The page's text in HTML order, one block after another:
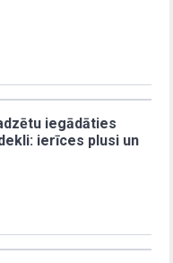
iegādāties
ierīces plusi un